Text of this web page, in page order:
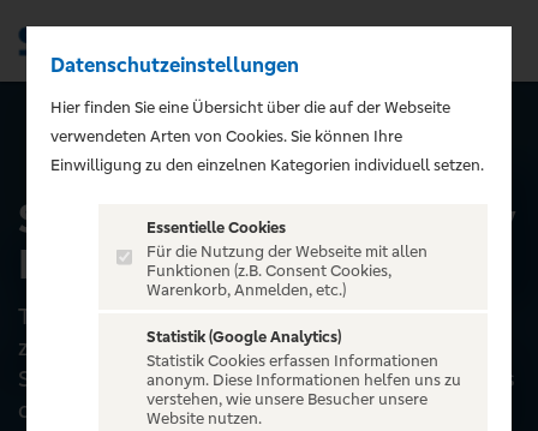
ALLE EVENTS
Schlager & Spaß mit Andy
Borg und Gästen
Thomann Künstler Management bringt
zusammen was zusammengehört: Schlager und
Spaß! Und wer könnte das besser verkörpern als
die Schlagerikone mit gara...
Datenschutzeinstellungen
Hier finden Sie eine Übersicht über die auf der Webseite
verwendeten Arten von Cookies. Sie können Ihre
Einwilligung zu den einzelnen Kategorien individuell setzen.
Essentielle Cookies
Für die Nutzung der Webseite mit allen
Funktionen (z.B. Consent Cookies,
Warenkorb, Anmelden, etc.)
Statistik (Google Analytics)
Statistik Cookies erfassen Informationen
anonym. Diese Informationen helfen uns zu
verstehen, wie unsere Besucher unsere
Website nutzen.